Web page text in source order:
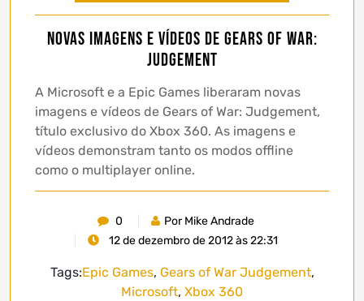
Novas imagens e vídeos de Gears of War:
Judgement
A Microsoft e a Epic Games liberaram novas
imagens e vídeos de Gears of War: Judgement,
título exclusivo do Xbox 360. As imagens e
vídeos demonstram tanto os modos offline
como o multiplayer online.
0
Por Mike Andrade
12 de dezembro de 2012 às 22:31
Tags:Epic Games, Gears of War Judgement,
Microsoft, Xbox 360